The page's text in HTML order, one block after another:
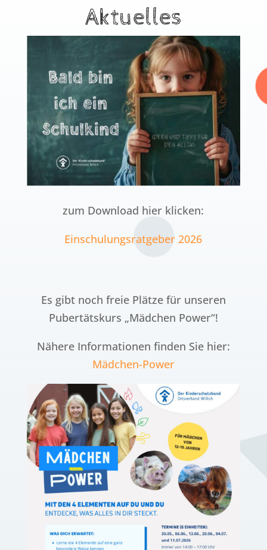
Aktuelles
zum Download hier klicken:
Einschulungsratgeber 2026
Es gibt noch freie Plätze für unseren
Pubertätskurs „Mädchen Power“!
Nähere Informationen finden Sie hier:
Mädchen-Power